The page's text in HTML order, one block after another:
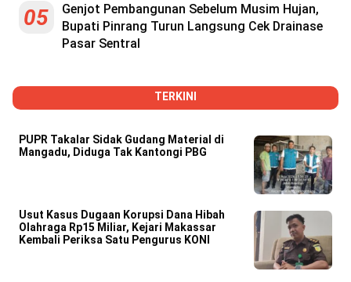
05
Genjot Pembangunan Sebelum Musim Hujan,
Bupati Pinrang Turun Langsung Cek Drainase
Pasar Sentral
TERKINI
PUPR Takalar Sidak Gudang Material di
Mangadu, Diduga Tak Kantongi PBG
Usut Kasus Dugaan Korupsi Dana Hibah
Olahraga Rp15 Miliar, Kejari Makassar
Kembali Periksa Satu Pengurus KONI